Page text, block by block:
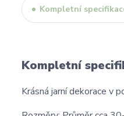
Kompletní
Kompletní
Krásná jarní dekorace v